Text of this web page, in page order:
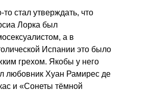
то стал утверждать, что
Лорка был
а в
Испании это было
грехом. Якобы у него
любовник Хуан Рамирес де
и «Сонеты тёмной